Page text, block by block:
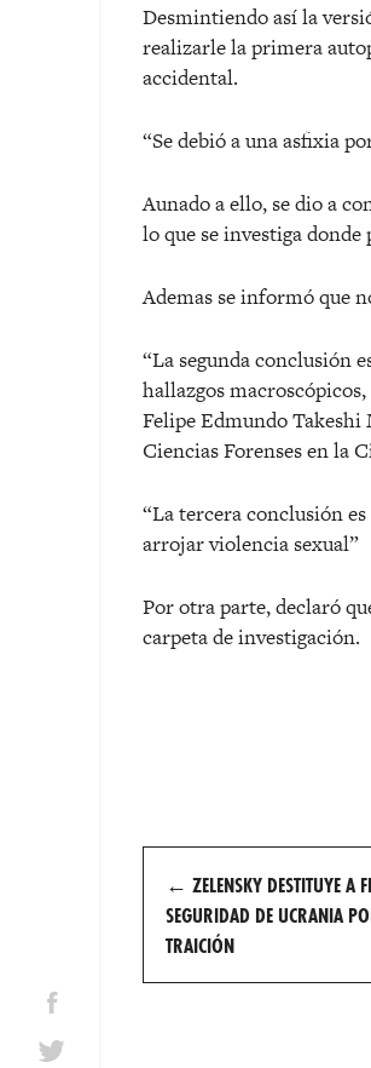
Desmintiendo así la
realizarle la primera
accidental.
“Se debió a una asfixia
Aunado a ello, se dio a
lo que se investiga donde
Ademas se informó que
“La segunda conclusión
hallazgos
Felipe Edmundo
Ciencias Forenses en la
“La tercera conclusión
arrojar violencia sexual”
Por otra parte, declaró
carpeta de investigación.
Post
navigation
← ZELENSKY DESTITUYE A
SEGURIDAD DE UCRANIA
TRAICIÓN